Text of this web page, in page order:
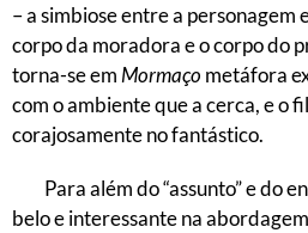
– a simbiose entre a personagem
corpo da moradora e o corpo do
torna-se em Mormaço metáfora
com o ambiente que a cerca, e o
corajosamente no fantástico.
Para além do “assunto” e do
belo e interessante na